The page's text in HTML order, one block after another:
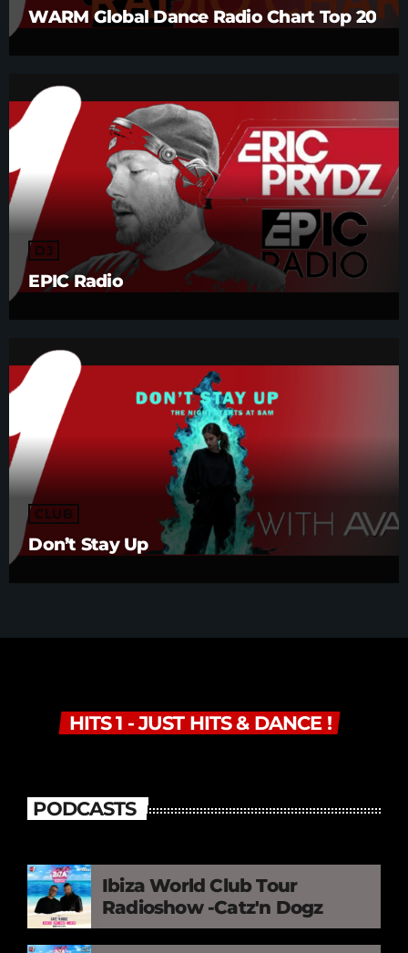
WARM Global Dance Radio Chart Top 20
DJ
EPIC Radio
CLUB
Don’t Stay Up
HITS 1 - JUST HITS & DANCE !
PODCASTS
Ibiza World Club Tour
Radioshow -Catz'n Dogz